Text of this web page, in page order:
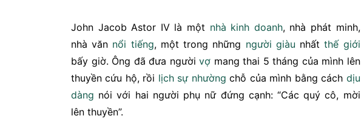
John Jacob Astor IV là một nhà kinh doanh, nhà phát minh,
nhà văn nổi tiếng, một trong những người giàu nhấtthế giới
bấy giờ. Ông đã đưa ngườivợ mang thai 5 tháng của mình lên
thuyền cứu hộ, rồi lịch sự nhường chỗ của mình bằng cách dịu
dàng nói với hai người phụ nữ đứng cạnh: “Các quý cô, mời
lên thuyền”.